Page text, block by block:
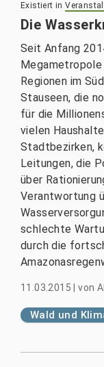
Existiert in
Die
Seit Anfang
Megametropole
Regionen im
Stauseen, die
für die
vielen
Stadtbezirken,
Leitungen, die
über
Verantwortung
schlechte
durch die
11.03.2015 |von
Wald und